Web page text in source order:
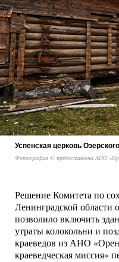
Успенская церковь
Фотография © предоставлена АНО
Решение Комитета по
Ленинградской области
позволило включить
утраты колокольни и
краеведов из АНО
краеведческая миссия»